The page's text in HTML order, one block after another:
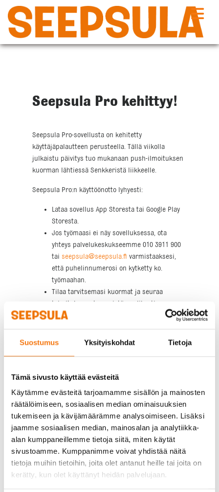
Suostumus Yksityiskohdat Tietoja
Tämä sivusto käyttää evästeitä
Käytämme evästeitä tarjoamamme sisällön ja mainosten
räätälöimiseen, sosiaalisen median ominaisuuksien
tukemiseen ja kävijämäärämme analysoimiseen. Lisäksi
jaamme sosiaalisen median, mainosalan ja analytiikka-
alan kumppaneillemme tietoja siitä, miten käytät
sivustoamme. Kumppanimme voivat yhdistää näitä
tietoja muihin tietoihin, joita olet antanut heille tai joita on
kerätty, kun olet käyttänyt heidän palvelujaan.
Siirry
sisältöön
Seepsula Pro kehittyy!
Seepsula Pro-sovellusta on kehitetty
käyttäjäpalautteen perusteella. Tällä viikolla
julkaistu päivitys tuo mukanaan push-ilmoituksen
kuorman lähtiessä Senkkeristä liikkeelle.
Seepsula Pro:n käyttöönotto lyhyesti:
Lataa sovellus App Storesta tai Google Play
Storesta.
Jos työmaasi ei näy sovelluksessa, ota
yhteys palvelukeskukseemme 010 3911 900
tai seepsula@seepsula.fi varmistaaksesi,
että puhelinnumerosi on kytketty ko.
työmaahan.
Tilaa tarvitsemasi kuormat ja seuraa
toimituksen etenemistä applikaation
kartalta.